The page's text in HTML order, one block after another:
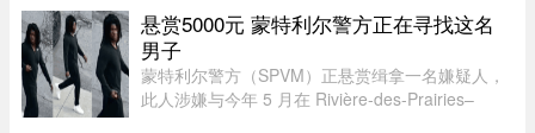
可能违规个案；去年则在检 ...
悬赏5000元 蒙特利尔警方正在寻找这名
男子
蒙特利尔警方（SPVM）正悬赏缉拿一名嫌疑人，
此人涉嫌与今年 5 月在 Rivière-des-Prairies–